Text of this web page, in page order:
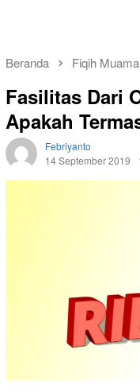
Beranda Fiqih
Fasilitas Dari
Apakah
Febriyanto
14 September 2019